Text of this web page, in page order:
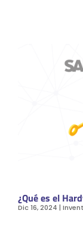
¿Qué es el
Dic 16, 2024 |